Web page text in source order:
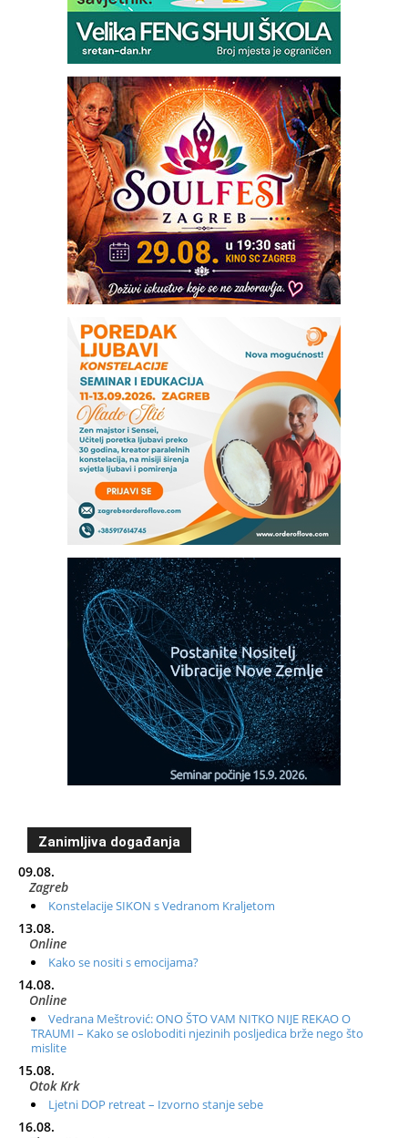
Zanimljiva događanja
09.08.
Zagreb
Konstelacije SIKON s Vedranom Kraljetom
13.08.
Online
Kako se nositi s emocijama?
14.08.
Online
Vedrana Meštrović: ONO ŠTO VAM NITKO NIJE REKAO O
TRAUMI – Kako se osloboditi njezinih posljedica brže nego što
mislite
15.08.
Otok Krk
Ljetni DOP retreat – Izvorno stanje sebe
16.08.